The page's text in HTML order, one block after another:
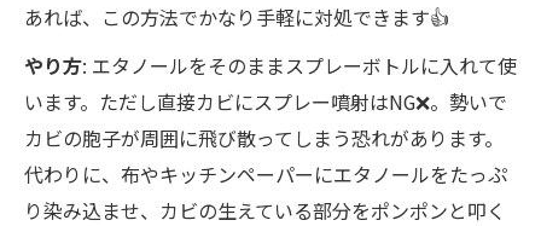
あれば、この方法でかなり手軽に対処できます👍
やり方: エタノールをそのままスプレーボトルに入れて使
います。ただし直接カビにスプレー噴射はNG❌。勢いで
カビの胞子が周囲に飛び散ってしまう恐れがあります。
代わりに、布やキッチンペーパーにエタノールをたっぷ
り染み込ませ、カビの生えている部分をポンポンと叩く